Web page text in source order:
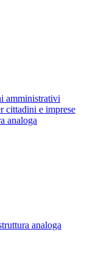
amministrativi
cittadini e imprese
analoga
analoga